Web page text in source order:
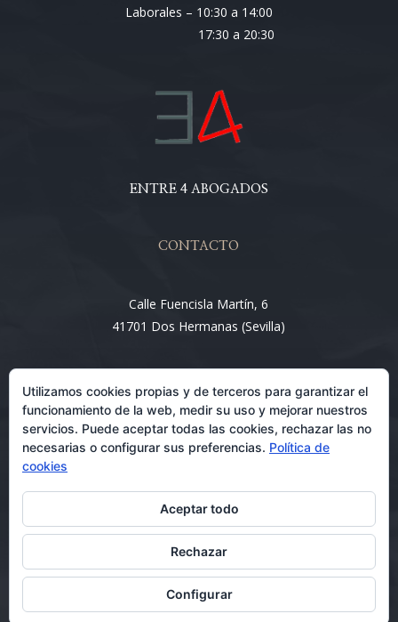
Laborales – 10:30 a 14:00
17:30 a 20:30
ENTRE 4 ABOGADOS
CONTACTO
Calle Fuencisla Martín, 6
41701 Dos Hermanas (Sevilla)
Email:
info@entre4abogados.com
Abogados en Dos Hermanas 08/08/2026
Utilizamos cookies propias y de terceros para garantizar el
funcionamiento de la web, medir su uso y mejorar nuestros
servicios. Puede aceptar todas las cookies, rechazar las no
necesarias o configurar sus preferencias. Política de
cookies
Aceptar todo
Rechazar
Configurar